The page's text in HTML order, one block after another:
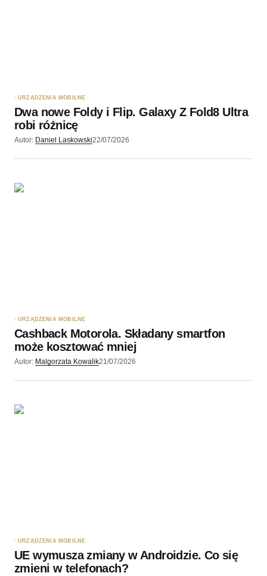
URZĄDZENIA MOBILNE
Dwa nowe Foldy i Flip. Galaxy Z Fold8 Ultra
robi różnicę
Autor: Daniel Laskowski22/07/2026
URZĄDZENIA MOBILNE
Cashback Motorola. Składany smartfon
może kosztować mniej
Autor: Malgorzata Kowalik21/07/2026
URZĄDZENIA MOBILNE
UE wymusza zmiany w Androidzie. Co się
zmieni w telefonach?